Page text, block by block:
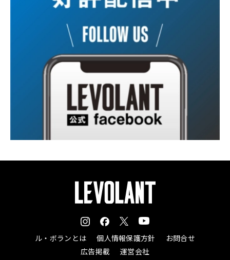
ル・ボランとは 個人情報保護方針
お問合せ
広告掲載
運営会社